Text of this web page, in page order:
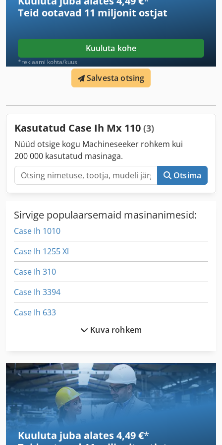
Teid ootavad 11 miljonit ostjat
Kuuluta kohe
*reklaami kohta/kuus
Salvesta otsing
Kasutatud Case Ih Mx 110 (3)
Nüüd otsige kogu Machineseeker rohkem kui
200 000 kasutatud masinaga.
Otsima
Sirvige populaarsemaid masinanimesid:
Case Ih 1010
Case Ih 1255 Xl
Case Ih 310
Case Ih 3394
Case Ih 633
Case Ih Cs 100
Case Ih Cs 110
Case Ih Cs 94
Case Ih Cvx 1190
Kuva rohkem
Kuuluta juba alates 4,49 €*